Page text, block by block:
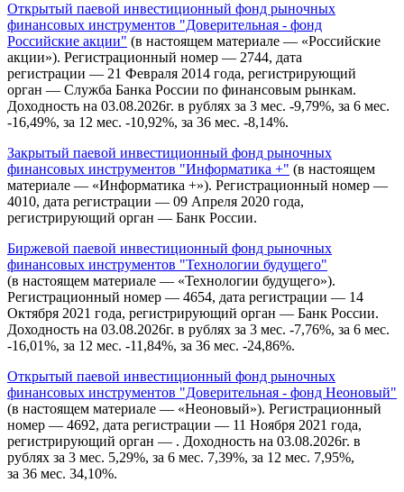
Открытый паевой инвестиционный фонд рыночных
финансовых инструментов "Доверительная - фонд
Российские акции" (в настоящем материале — «Российские
акции»). Регистрационный номер — 2744, дата
регистрации — 21 Февраля 2014 года, регистрирующий
орган — Служба Банка России по финансовым рынкам.
Доходность на 03.08.2026г. в рублях за 3 мес. -9,79%, за 6 мес.
-16,49%, за 12 мес. -10,92%, за 36 мес. -8,14%.
Закрытый паевой инвестиционный фонд рыночных
финансовых инструментов "Информатика +" (в настоящем
материале — «Информатика +»). Регистрационный номер —
4010, дата регистрации — 09 Апреля 2020 года,
регистрирующий орган — Банк России.
Биржевой паевой инвестиционный фонд рыночных
финансовых инструментов "Технологии будущего"
(в настоящем материале — «Технологии будущего»).
Регистрационный номер — 4654, дата регистрации — 14
Октября 2021 года, регистрирующий орган — Банк России.
Доходность на 03.08.2026г. в рублях за 3 мес. -7,76%, за 6 мес.
-16,01%, за 12 мес. -11,84%, за 36 мес. -24,86%.
Открытый паевой инвестиционный фонд рыночных
финансовых инструментов "Доверительная - фонд Неоновый"
(в настоящем материале — «Неоновый»). Регистрационный
номер — 4692, дата регистрации — 11 Ноября 2021 года,
регистрирующий орган — . Доходность на 03.08.2026г. в
рублях за 3 мес. 5,29%, за 6 мес. 7,39%, за 12 мес. 7,95%,
за 36 мес. 34,10%.